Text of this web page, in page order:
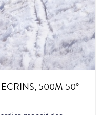
500M 50°